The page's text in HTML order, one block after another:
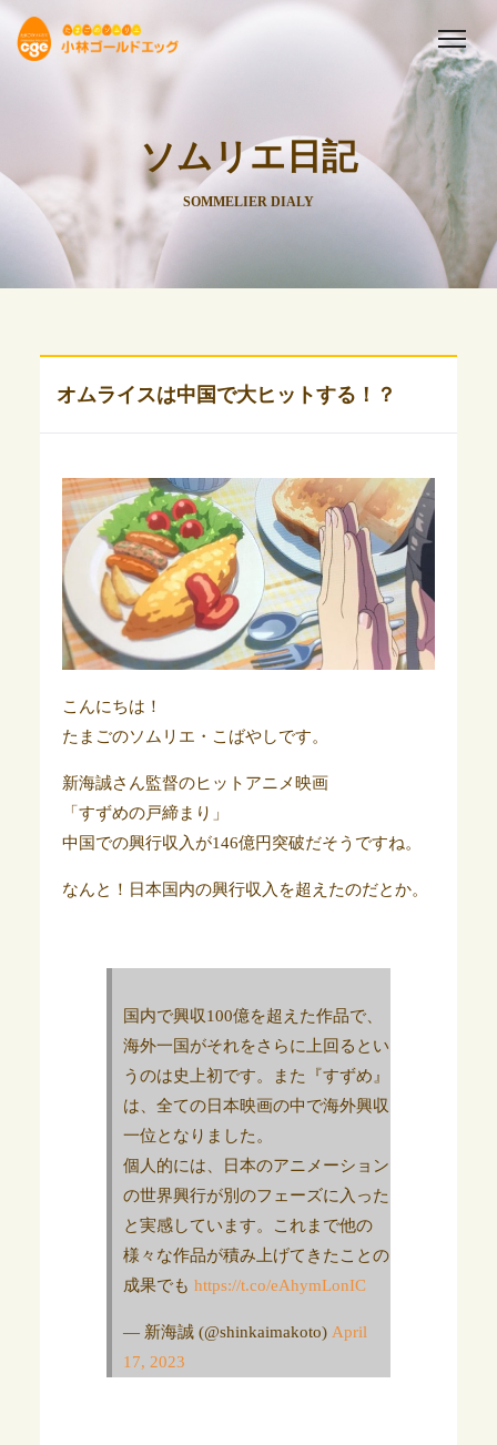
ソムリエ日記
SOMMELIER DIALY
オムライスは中国で大ヒットする！？
こんにちは！
たまごのソムリエ・こばやしです。
新海誠さん監督のヒットアニメ映画
「すずめの戸締まり」
中国での興行収入が146億円突破だそうですね。
なんと！日本国内の興行収入を超えたのだとか。
国内で興収100億を超えた作品で、
海外一国がそれをさらに上回るとい
うのは史上初です。また『すずめ』
は、全ての日本映画の中で海外興収
一位となりました。
個人的には、日本のアニメーション
の世界興行が別のフェーズに入った
と実感しています。これまで他の
様々な作品が積み上げてきたことの
成果でも https://t.co/eAhymLonIC
— 新海誠 (@shinkaimakoto) April
17, 2023